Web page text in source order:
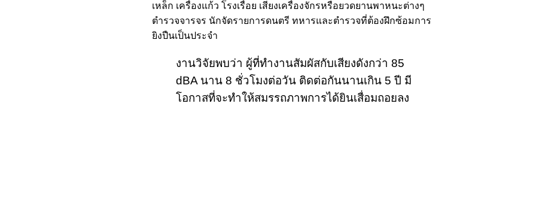
เหล็ก เครื่องแก้ว โรงเรื่อย เสียงเครื่องจักรหรือยวดยานพาหนะต่างๆ
ตำรวจจารจร นักจัดรายการดนตรี ทหารและตำรวจที่ต้องฝึกซ้อมการ
ยิงปืนเป็นประจำ
งานวิจัยพบว่า ผู้ที่ทำงานสัมผัสกับเสียงดังกว่า 85
dBA นาน 8 ชั่วโมงต่อวัน ติดต่อกันนานเกิน 5 ปี มี
โอกาสที่จะทำให้สมรรถภาพการได้ยินเสื่อมถอยลง